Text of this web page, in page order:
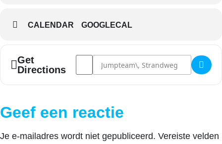
CALENDAR GOOGLECAL
Get
Directions
Address - Safety & self-rescue clinic []
Destination Address - Safety & self-
Geef een reactie
Je e-mailadres wordt niet gepubliceerd. Vereiste velden